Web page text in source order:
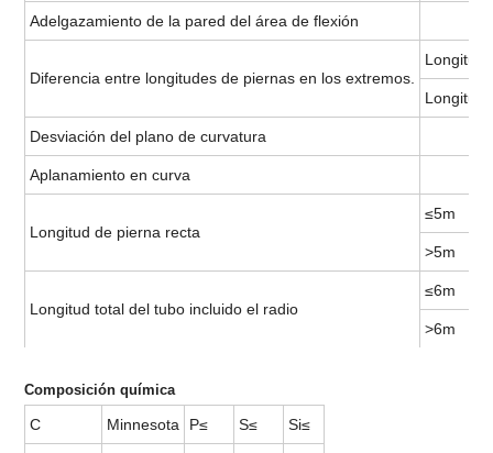
Adelgazamiento de la pared del área de flexión
Diferencia entre longitudes de piernas en los extremos.
Longitud
Longitud
Desviación del plano de curvatura
Aplanamiento en curva
Longitud de pierna recta
≤5m
>5m
Longitud total del tubo incluido el radio
≤6m
>6m
Composición química
C Minnesota P≤ S≤ Si≤